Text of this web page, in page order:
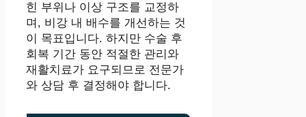
힌 부위나 이상 구조를 교정하
며, 비강 내 배수를 개선하는 것
이 목표입니다. 하지만 수술 후
회복 기간 동안 적절한 관리와
재활치료가 요구되므로 전문가
와 상담 후 결정해야 합니다.